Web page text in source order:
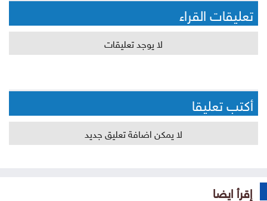
تعليقات القراء
لا يوجد تعليقات
أكتب تعليقا
لا يمكن اضافة تعليق جديد
إقرأ ايضا